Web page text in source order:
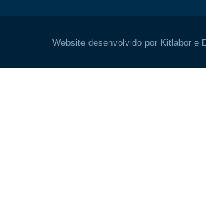
Website desenvolvido por Kitlabor e